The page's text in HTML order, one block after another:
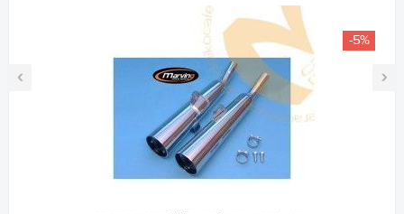
‹ ›
-5%